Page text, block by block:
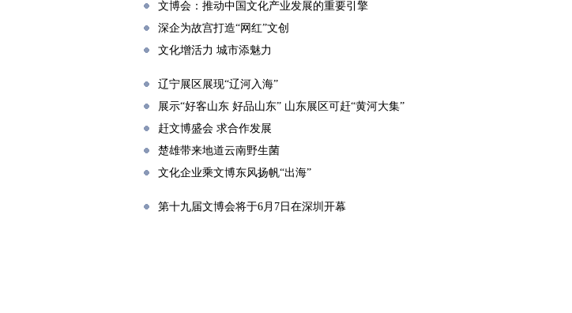
文博会：推动中国文化产业发展的重要引擎
深企为故宫打造“网红”文创
文化增活力 城市添魅力
辽宁展区展现“辽河入海”
展示“好客山东 好品山东” 山东展区可赶“黄河大集”
赶文博盛会 求合作发展
楚雄带来地道云南野生菌
文化企业乘文博东风扬帆“出海”
第十九届文博会将于6月7日在深圳开幕